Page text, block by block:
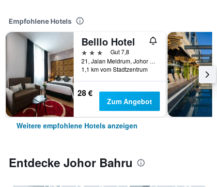
Empfohlene Hotels
Belllo Hotel
3 Sterne
Gut 7,8
21, Jalan Meldrum, Johor Bahru, Malaysia
1,1 km vom Stadtzentrum
28 €
Zum Angebot
Weitere empfohlene Hotels anzeigen
Entdecke Johor Bahru